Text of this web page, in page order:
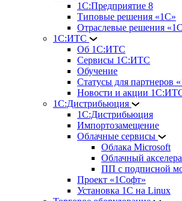
1С:Предприятие 8
Типовые решения «1С»
Отраслевые решения
1С:ИТС
Об 1С:ИТС
Сервисы 1С:ИТС
Обучение
Статусы для партнеров
Новости и акции
1С:Дистрибьюция
1С:Дистрибьюция
Импортозамещение
Облачные сервисы
Облака Microsoft
Облачный
ПП с подписной
Проект «1Софт»
Установка 1С на Linux